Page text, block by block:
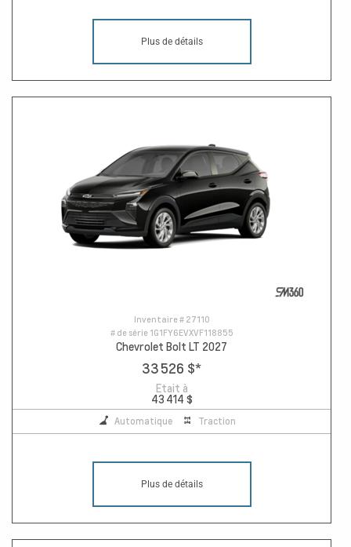
Plus de détails
Inventaire # 27110
# de série 1G1FY6EVXVF118855
Chevrolet Bolt LT 2027
33 526 $*
Etait à
43 414 $
Automatique Traction
Plus de détails